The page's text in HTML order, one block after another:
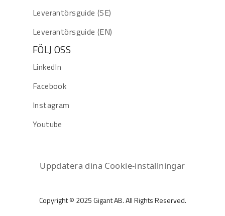
Leverantörsguide (SE)
Leverantörsguide (EN)
FÖLJ OSS
LinkedIn
Facebook
Instagram
Youtube
Uppdatera dina Cookie-inställningar
Copyright © 2025 Gigant AB. All Rights Reserved.